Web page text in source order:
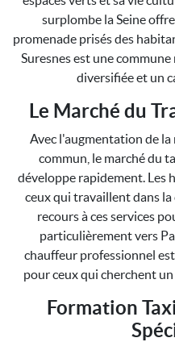
surplombe la Seine
promenade prisés des
Suresnes est une
diversifiée et un
Le Marché du
Avec l'augmentation de
commun, le marché du
développe rapidement. Les
ceux qui travaillent dans
recours à ces services
particulièrement vers
chauffeur professionnel
pour ceux qui cherchent
Formation